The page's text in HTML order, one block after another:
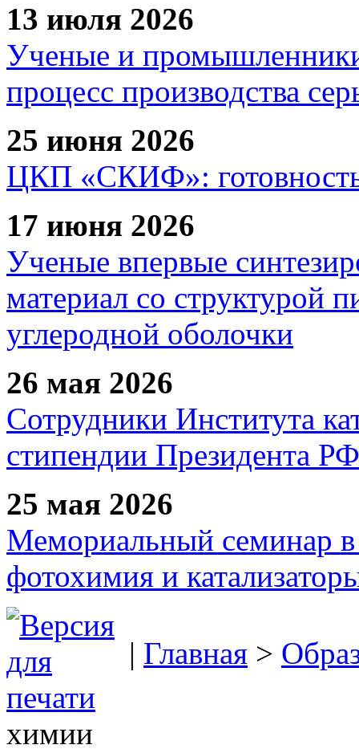
13 июля 2026
Ученые и
процесс производства
25 июня 2026
ЦКП «СКИФ»: готовность
17 июня 2026
Ученые впервые
материал со структурой
углеродной оболочки
26 мая 2026
Сотрудники Института
стипендии Президента РФ
25 мая 2026
Мемориальный семинар в
фотохимия и
| Главная >
химии